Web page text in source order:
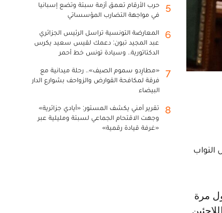
النواب
5
حرب الأرقام تعمق أزمة سبتة وتضع إسبانيا
في مواجهة التضارب المؤسساتي
6
المعارضة التونسية تراسل الرئيس الجزائري
عبد المجيد تبون: دعمك لقيس سعيد يكرس
الدكتاتورية.. وسيادة تونس خط أحمر
7
«مطارِدو سموم الصيف».. رحلة ميدانية مع
فرقة لمكافحة القوارض والزواحف بشوارع الدار
البيضاء
8
تقرير أمني يكشف المستور: «أيادي جزائرية»
وجهت الاقتحام الجماعي لسبتة ومليلية عبر
«غرفة قيادة رقمية»